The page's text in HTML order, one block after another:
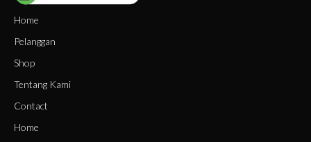
Home
Pelanggan
Shop
Tentang Kami
Contact
Home